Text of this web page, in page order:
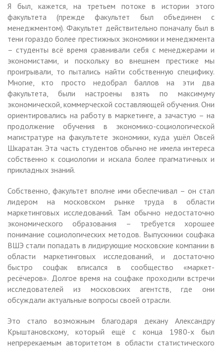
Я был, кажется, на третьем потоке в истории этого
факультета (прежде факультет был объединен с
менеджментом). Факультет действительно поначалу был в
тени гораздо более престижных экономики и менеджмента
– студенты всё время сравнивали себя с менеджерами и
экономистами, и поскольку во внешнем престиже мы
проигрывали, то пытались найти собственную специфику.
Многие, кто просто недобрал баллов на эти два
факультета, были настроены взять по максимуму
экономической, коммерческой составляющей обучения. Они
ориентировались на работу в маркетинге, а зачастую – на
продолжение обучения в экономико-социологической
магистратуре на факультете экономики, куда ушёл Овсей
Шкаратан. Эта часть студентов обычно не имела интереса
собственно к социологии и искала более прагматичных и
прикладных знаний.
Собственно, факультет вполне ими обеспечивал – он стал
лидером на московском рынке труда в области
маркетинговых исследований. Там обычно недостаточно
экономического образования – требуется хорошее
понимание социологических методов. Выпускники соцфака
ВШЭ стали попадать в лидирующие московские компании в
области маркетинговых исследований, и достаточно
быстро соцфак вписался в сообщество «маркет-
ресёчеров». Долгое время на соцфаке проходили встречи
исследователей из московских агентств, где они
обсуждали актуальные вопросы своей отрасли.
Это стало возможным благодаря декану Александру
Крыштановскому, который ещё с конца 1980-х был
непререкаемым авторитетом в области статистического